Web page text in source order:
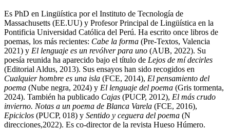
Es PhD en Lingüística por el Instituto de Tecnología de
Massachusetts (EE.UU) y Profesor Principal de Lingüística en la
Pontificia Universidad Católica del Perú. Ha escrito once libros de
poemas, los más recientes: Cabe la forma (Pre-Textos, Valencia
2021) y El lenguaje es un revólver para uno (AUB, 2022). Su
poesía reunida ha aparecido bajo el título de Lejos de mí decirles
(Editorial Aldus, 2013). Sus ensayos han sido recogidos en
Cualquier hombre es una isla (FCE, 2014), El pensamiento del
poema (Nube negra, 2024) y El lenguaje del poema (Gris tormenta,
2024). También ha publicado Cajas (PUCP, 2012), El más crudo
invierno. Notas a un poema de Blanca Varela (FCE, 2016),
Epiciclos (PUCP, 018) y Sentido y ceguera del poema (N
direcciones,2022). Es co-director de la revista Hueso Húmero.